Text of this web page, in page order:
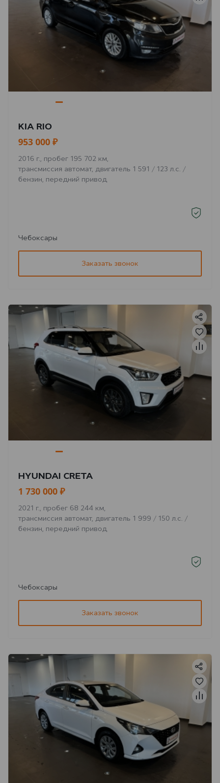
KIA RIO
953 000 ₽
2016 г., пробег 195 702 км,
трансмиссия автомат, двигатель 1 591 / 123 л.с. /
бензин, передний привод
Чебоксары
Заказать звонок
HYUNDAI CRETA
1 730 000 ₽
2021 г., пробег 68 244 км,
трансмиссия автомат, двигатель 1 999 / 150 л.с. /
бензин, передний привод
Чебоксары
Заказать звонок